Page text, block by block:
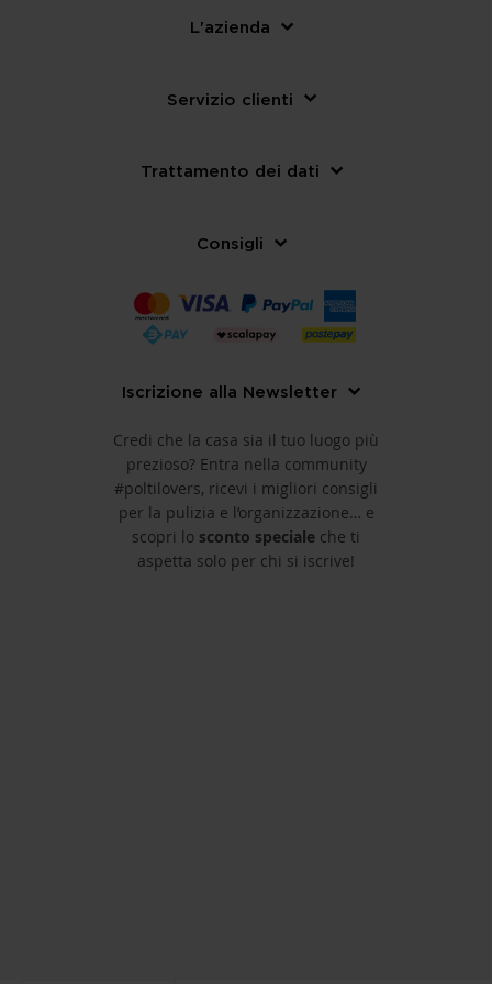
L'azienda
Servizio clienti
Trattamento dei dati
Consigli
Iscrizione alla Newsletter
Credi che la casa sia il tuo luogo più
prezioso? Entra nella community
#poltilovers, ricevi i migliori consigli
per la pulizia e l’organizzazione… e
scopri lo sconto speciale che ti
aspetta solo per chi si iscrive!